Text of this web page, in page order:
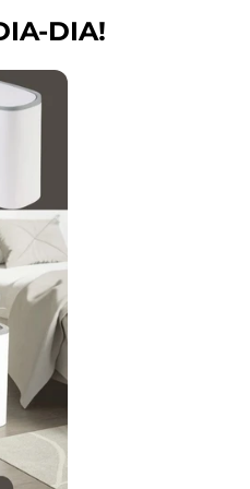
DIA!